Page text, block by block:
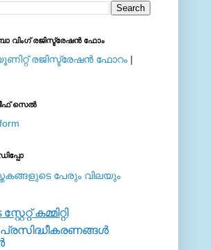
വിംഗ് രജിസ്ട്രേഷന്‍ ഫോം
രജിസ്ട്രേഷന്‍ ഫോറം |
സെല്‍
പേരും വിലയും
കമ്മിറ്റി